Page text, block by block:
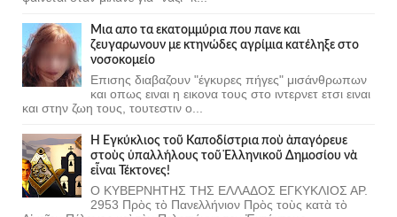
Μια απο τα εκατομμύρια που πανε και
ζευγαρωνουν με κτηνώδες αγρίμια κατέληξε στο
νοσοκομείο
Επισης διαβαζουν "έγκυρες πήγες" μισάνθρωπων
και οπως ειναι η εικονα τους στο ιντερνετ ετσι ειναι
και στην ζωη τους, τουτεστιν ο...
Ἡ Ἐγκύκλιος τοῦ Καποδίστρια ποὺ ἀπαγόρευε
στοὺς ὑπαλλήλους τοῦ Ἑλληνικοῦ Δημοσίου νὰ
εἶναι Τέκτονες!
Ο ΚΥΒΕΡΝΗΤΗΣ ΤΗΣ ΕΛΛΑΔΟΣ ΕΓΚΥΚΛΙΟΣ ΑΡ.
2953 Πρὸς τὸ Πανελλήνιον Πρὸς τοὺς κατὰ τὸ